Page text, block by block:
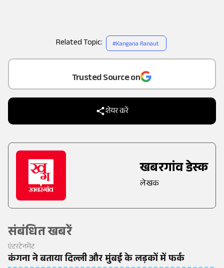
as a
Trusted Source on
शेयर करें
खबरगांव डेस्क
लेखक
संबंधित खबरें
एंटरटेनमेंट
कंगना ने बताया दिल्ली और मुंबई के लड़कों में फर्क
Related Topic: #Kangana Ranaut